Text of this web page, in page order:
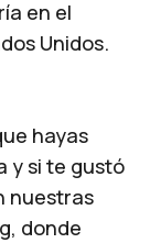
en el
Unidos.
hayas
y si te gustó
nuestras
donde